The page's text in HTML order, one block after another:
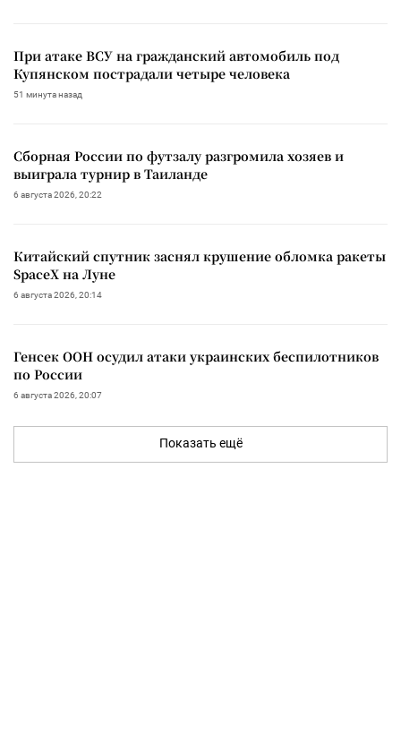
При атаке ВСУ на гражданский автомобиль под
Купянском пострадали четыре человека
51 минута назад
Сборная России по футзалу разгромила хозяев и
выиграла турнир в Таиланде
6 августа 2026, 20:22
Китайский спутник заснял крушение обломка ракеты
SpaceX на Луне
6 августа 2026, 20:14
Генсек ООН осудил атаки украинских беспилотников
по России
6 августа 2026, 20:07
Показать ещё